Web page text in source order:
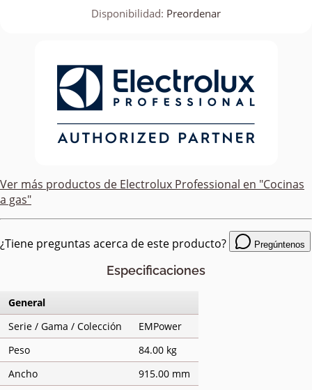
Disponibilidad: Preordenar
Ver más productos de Electrolux Professional en "Cocinas
a gas"
¿Tiene preguntas acerca de este producto? Pregúntenos
Especificaciones
General
Serie / Gama / Colección
EMPower
Peso
84.00 kg
Ancho
915.00 mm